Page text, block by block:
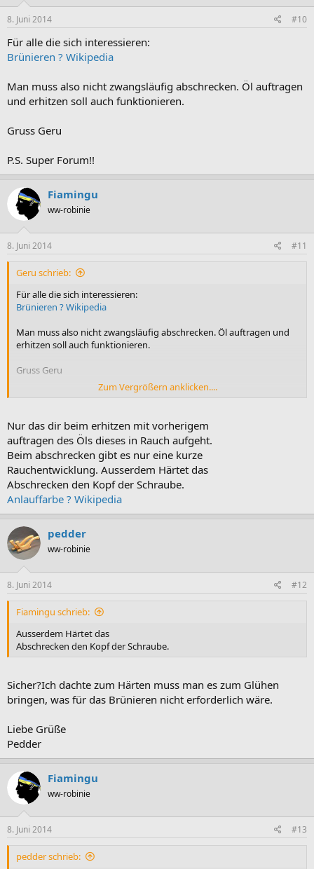
8. Juni 2014 #10
Für alle die sich interessieren:
Brünieren ? Wikipedia
Man muss also nicht zwangsläufig abschrecken. Öl auftragen
und erhitzen soll auch funktionieren.
Gruss Geru
P.S. Super Forum!!
Fiamingu
ww-robinie
8. Juni 2014 #11
Geru schrieb:
Für alle die sich interessieren:
Brünieren ? Wikipedia
Man muss also nicht zwangsläufig abschrecken. Öl auftragen und
erhitzen soll auch funktionieren.
Gruss Geru
Zum Vergrößern anklicken....
Nur das dir beim erhitzen mit vorherigem
auftragen des Öls dieses in Rauch aufgeht.
Beim abschrecken gibt es nur eine kurze
Rauchentwicklung. Ausserdem Härtet das
Abschrecken den Kopf der Schraube.
Anlauffarbe ? Wikipedia
pedder
ww-robinie
8. Juni 2014 #12
Fiamingu schrieb:
Ausserdem Härtet das
Abschrecken den Kopf der Schraube.
Sicher?Ich dachte zum Härten muss man es zum Glühen
bringen, was für das Brünieren nicht erforderlich wäre.
Liebe Grüße
Pedder
Fiamingu
ww-robinie
8. Juni 2014 #13
pedder schrieb: